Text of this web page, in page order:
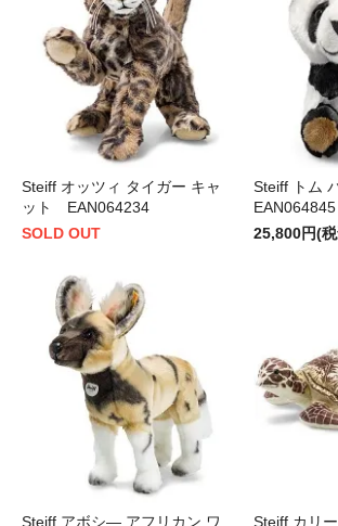
Steiff オッツィ タイガー キャ
ット EAN064234
SOLD OUT
Steiff トム
EAN064845
25,800円(
Steiff アボシ― アフリカン ワ Steiff カリ